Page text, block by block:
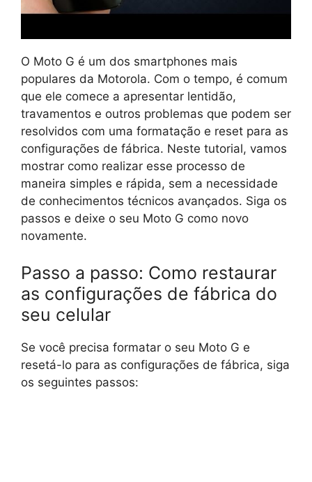
O Moto G é um dos smartphones mais
populares da Motorola. Com o tempo, é comum
que ele comece a apresentar lentidão,
travamentos e outros problemas que podem ser
resolvidos com uma formatação e reset para as
configurações de fábrica. Neste tutorial, vamos
mostrar como realizar esse processo de
maneira simples e rápida, sem a necessidade
de conhecimentos técnicos avançados. Siga os
passos e deixe o seu Moto G como novo
novamente.
Passo a passo: Como restaurar
as configurações de fábrica do
seu celular
Se você precisa formatar o seu Moto G e
resetá-lo para as configurações de fábrica, siga
os seguintes passos: